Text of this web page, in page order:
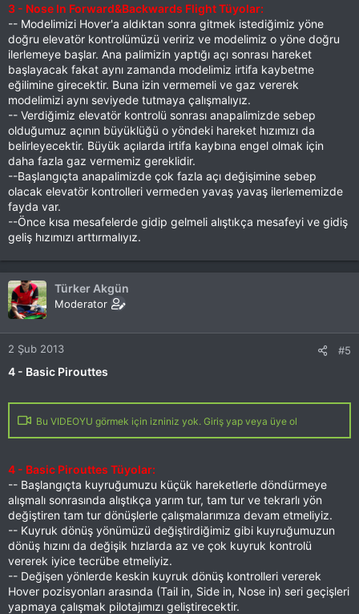
3 - Nose In Forward&Backwards Flight Tüyolar:
-- Modelimizi Hover'a aldıktan sonra gitmek istediğimiz yöne
doğru elevatör kontrolümüzü veririz ve modelimiz o yöne doğru
ilerlemeye başlar. Ana palimizin yaptığı açı sonrası hareket
başlayacak fakat aynı zamanda modelimiz irtifa kaybetme
eğilimine girecektir. Buna izin vermemeli ve gaz vererek
modelimizi aynı seviyede tutmaya çalışmalıyız.
-- Verdiğimiz elevatör kontrolü sonrası anapalimizde sebep
olduğumuz açının büyüklüğü o yöndeki hareket hızımızı da
belirleyecektir. Büyük açılarda irtifa kaybına engel olmak için
daha fazla gaz vermemiz gereklidir.
--Başlangıçta anapalimizde çok fazla açı değişimine sebep
olacak elevatör kontrolleri vermeden yavaş yavaş ilerlememizde
fayda var.
--Önce kısa mesafelerde gidip gelmeli alıştıkça mesafeyi ve gidiş
geliş hızımızı arttırmalıyız.
Türker Akgün
Moderator
2 Şub 2013 #5
4 - Basic Pirouttes
Bu VIDEOYU görmek için izniniz yok. Giriş yap veya üye ol
4 - Basic Pirouttes Tüyolar:
-- Başlangıçta kuyruğumuzu küçük hareketlerle döndürmeye
alışmalı sonrasında alıştıkça yarım tur, tam tur ve tekrarlı yön
değiştiren tam tur dönüşlerle çalışmalarımıza devam etmeliyiz.
-- Kuyruk dönüş yönümüzü değiştirdiğimiz gibi kuyruğumuzun
dönüş hızını da değişik hızlarda az ve çok kuyruk kontrolü
vererek iyice tecrübe etmeliyiz.
-- Değişen yönlerde keskin kuyruk dönüş kontrolleri vererek
Hover pozisyonları arasında (Tail in, Side in, Nose in) seri geçişleri
yapmaya çalışmak pilotajımızı geliştirecektir.